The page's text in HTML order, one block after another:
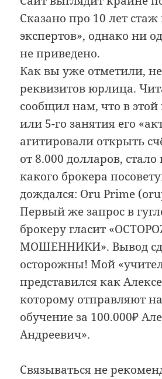
Сказано про 10 лет
экспертов», однако ни
не приведено.
Как вы уже отметили,
реквизитов юрлица.
сообщил нам, что в этой
или 5-го занятия его
агитировали открыть
от 8.000 долларов, стало
какого брокера
дождался: Oru Prime
Первый же запрос в
брокеру гласит
МОШЕННИКИ». Вывод
осторожны! Мой
представился как
которому отправляют
обучение за 100.000₽
Андреевич».
Связываться не